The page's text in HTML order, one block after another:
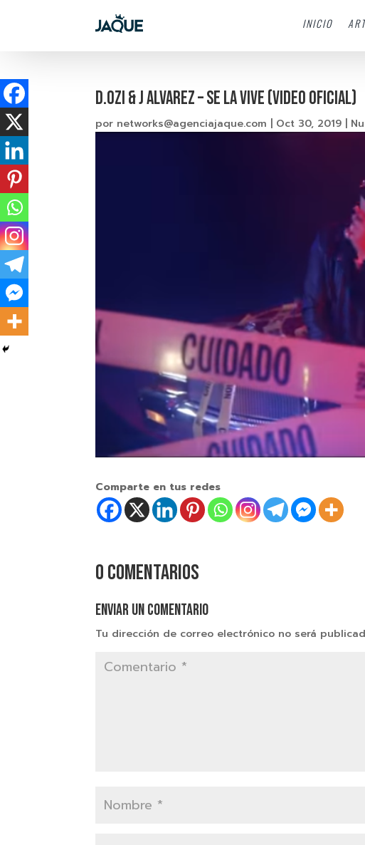
INICIO
D.OZi & J Alvarez – Se La Vive (Video Oficial)
por networks@agenciajaque.com | Oct 30, 2019 |
Comparte en tus redes
0 comentarios
Enviar un comentario
Tu dirección de correo electrónico no será